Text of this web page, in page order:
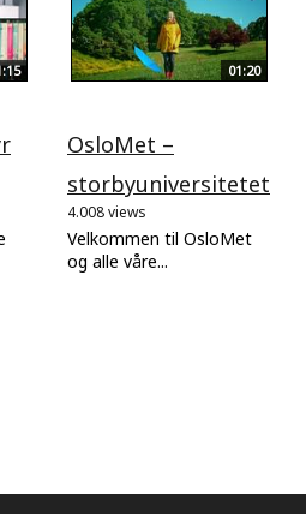
01:20
OsloMet –
storbyuniversitetet
4.008 views
Velkommen til OsloMet
og alle våre...